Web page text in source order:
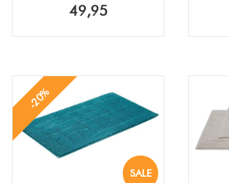
49,95
SALE
-20%